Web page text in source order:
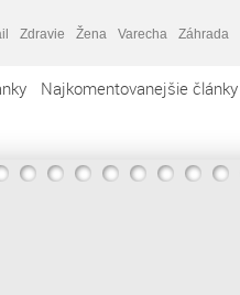
Zdravie Žena Varecha Záhrada
Najkomentovanejšie články